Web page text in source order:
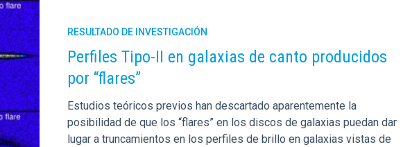
RESULTADO DE INVESTIGACIÓN
Perfiles Tipo-II en galaxias de canto producidos
por “flares”
Estudios teóricos previos han descartado aparentemente la
posibilidad de que los “flares” en los discos de galaxias puedan dar
lugar a truncamientos en los perfiles de brillo en galaxias vistas de